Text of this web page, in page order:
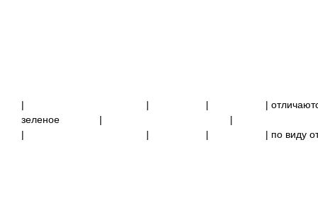
| | |
|
зеленое
|
|
|
| | | по виду